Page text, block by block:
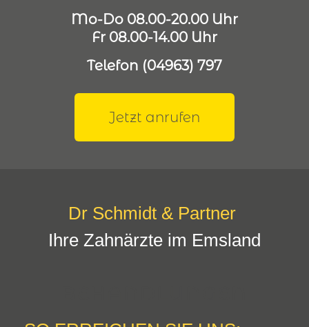
Mo-Do 08.00-20.00 Uhr
Fr 08.00-14.00 Uhr
Telefon (04963) 797
Jetzt anrufen
Dr Schmidt & Partner
Ihre Zahnärzte im Emsland